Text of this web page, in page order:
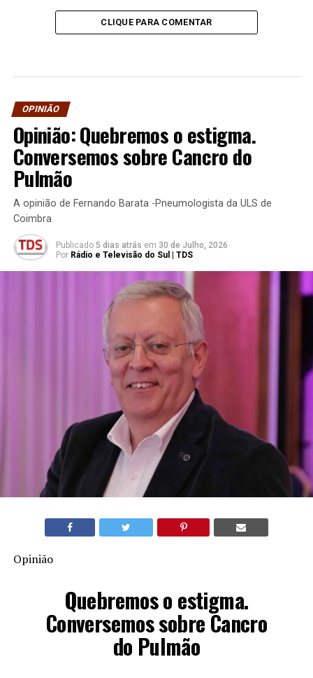
CLIQUE PARA COMENTAR
OPINIÃO
Opinião: Quebremos o estigma.
Conversemos sobre Cancro do
Pulmão
A opinião de Fernando Barata -Pneumologista da ULS de
Coimbra
Publicado 5 dias atrás em 30 de Julho, 2026
Por Rádio e Televisão do Sul | TDS
Opinião
Quebremos o estigma.
Conversemos sobre Cancro
do Pulmão